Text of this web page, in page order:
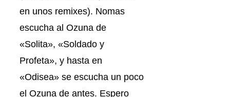
en unos remixes). Nomas
escucha al Ozuna de
«Solita», «Soldado y
Profeta», y hasta en
«Odisea» se escucha un poco
el Ozuna de antes. Espero